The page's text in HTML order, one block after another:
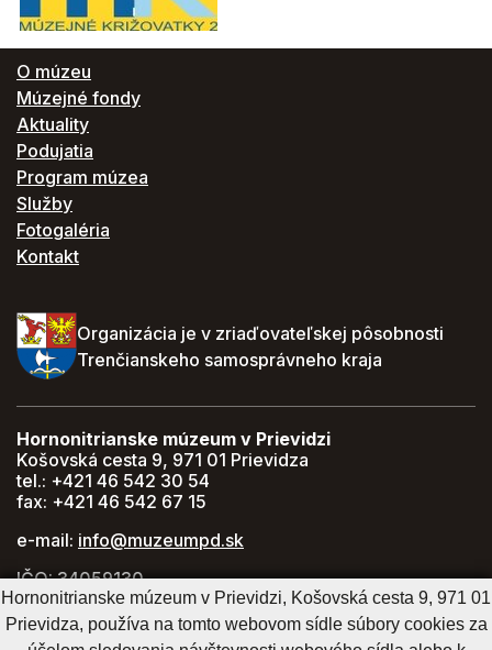
O múzeu
Múzejné fondy
Aktuality
Podujatia
Program múzea
Služby
Fotogaléria
Kontakt
Organizácia je v zriaďovateľskej pôsobnosti
Trenčianskeho samosprávneho kraja
Hornonitrianske múzeum v Prievidzi
Košovská cesta 9, 971 01 Prievidza
tel.: +421 46 542 30 54
fax: +421 46 542 67 15
e-mail: info@muzeumpd.sk
IČO: 34059130
DIČ: 2021447274
GPS: 48.770071, 18.620043
Hornonitrianske múzeum v Prievidzi, Košovská cesta 9, 971 01
Prievidza, používa na tomto webovom sídle súbory cookies za